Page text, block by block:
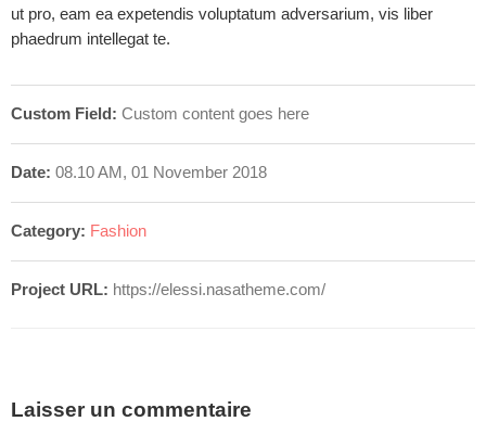
ut pro, eam ea expetendis voluptatum adversarium, vis liber
phaedrum intellegat te.
Custom Field: Custom content goes here
Date: 08.10 AM, 01 November 2018
Category: Fashion
Project URL: https://elessi.nasatheme.com/
Laisser un commentaire